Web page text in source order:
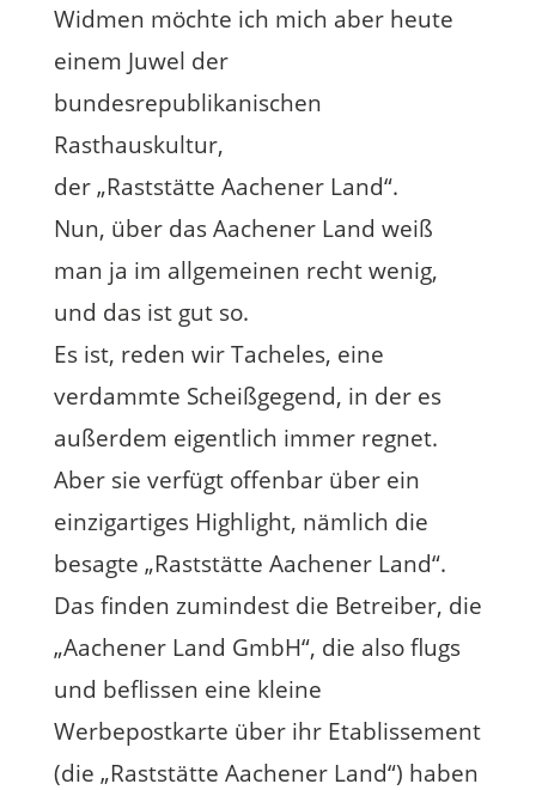
Widmen möchte ich mich aber heute
einem Juwel der
bundesrepublikanischen
Rasthauskultur,
der „Raststätte Aachener Land“.
Nun, über das Aachener Land weiß
man ja im allgemeinen recht wenig,
und das ist gut so.
Es ist, reden wir Tacheles, eine
verdammte Scheißgegend, in der es
außerdem eigentlich immer regnet.
Aber sie verfügt offenbar über ein
einzigartiges Highlight, nämlich die
besagte „Raststätte Aachener Land“.
Das finden zumindest die Betreiber, die
„Aachener Land GmbH“, die also flugs
und beflissen eine kleine
Werbepostkarte über ihr Etablissement
(die „Raststätte Aachener Land“) haben